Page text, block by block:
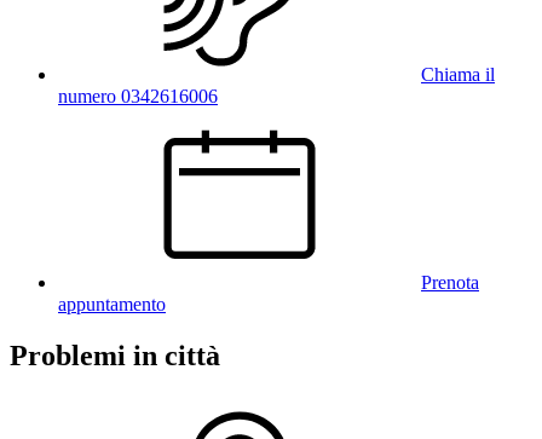
Chiama il
numero 0342616006
Prenota
appuntamento
Problemi in città